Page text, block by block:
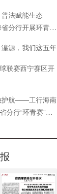
法赋能生态
分行开展环青赛
湟源，我们这五年
联赛西宁赛区开
护航——工行海南
分行“环青赛”开